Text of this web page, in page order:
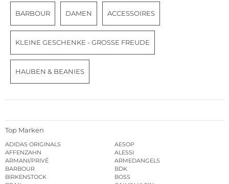
BARBOUR DAMEN ACCESSOIRES
KLEINE GESCHENKE - GROSSE FREUDE
HAUBEN & BEANIES
Top Marken
ADIDAS ORIGINALS
AESOP
AFFENZAHN
ALESSI
ARMANI/PRIVÉ
ARMEDANGELS
BARBOUR
BDK
BIRKENSTOCK
BOSS